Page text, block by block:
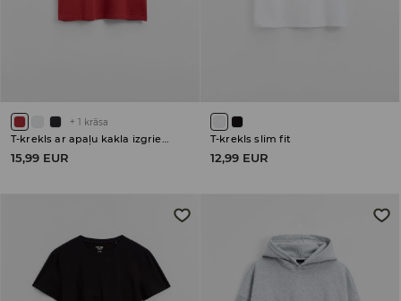
+ 1 krāsa
15,99 EUR
T-krekls slim fit
12,99 EUR